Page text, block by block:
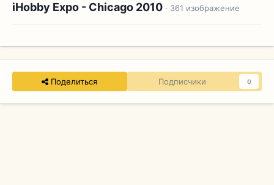
iHobby Expo - Chicago 2010 · 361 изображение
Поделиться Подписчики 0